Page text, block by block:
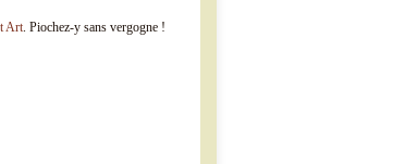
Art . Piochez-y sans vergogne !